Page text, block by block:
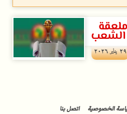
۲۹ يناير ۲۰۲٦
الخصوصية اتصل بنا